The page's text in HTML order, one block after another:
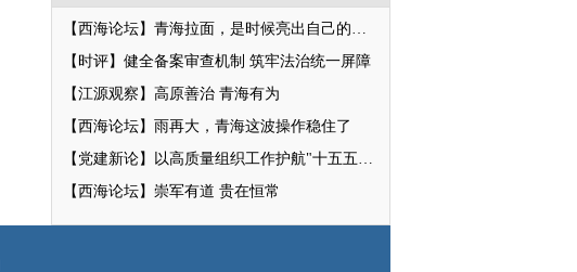
【西海论坛】青海拉面，是时候亮出自己的招牌了
【时评】健全备案审查机制 筑牢法治统一屏障
【江源观察】高原善治 青海有为
【西海论坛】雨再大，青海这波操作稳住了
【党建新论】以高质量组织工作护航"十五五"新征程
【西海论坛】崇军有道 贵在恒常